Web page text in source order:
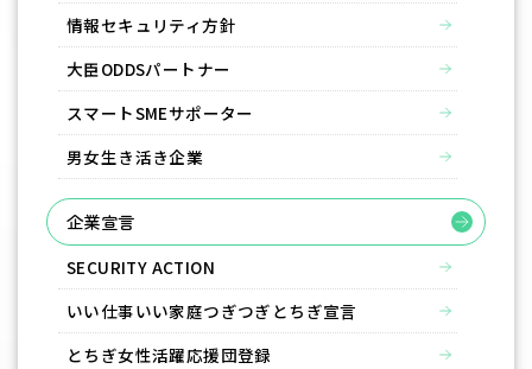
情報セキュリティ方針
大臣ODDSパートナー
スマートSMEサポーター
男女生き活き企業
企業宣言
SECURITY ACTION
いい仕事いい家庭つぎつぎとちぎ宣言
とちぎ女性活躍応援団登録